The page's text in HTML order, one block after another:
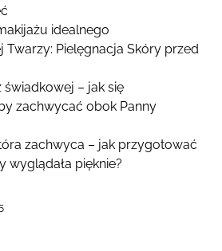
idealnego
Twarzy: Pielęgnacja Skóry przed
– jak się
zachwycać obok Panny
zachwyca – jak przygotować
wyglądała pięknie?